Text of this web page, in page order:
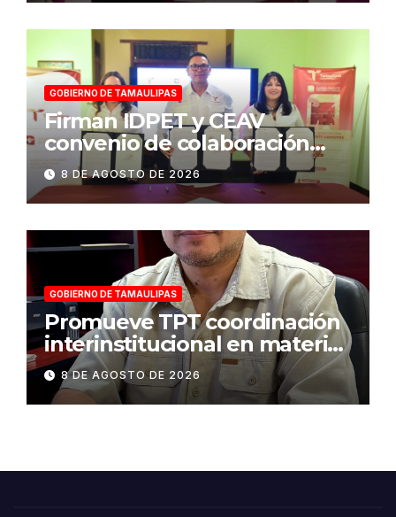
GOBIERNO DE TAMAULIPAS
Firman IDPET y CEAV
convenio de colaboración
para fortalecer la atención a
víctimas y la defensa jurídica
en Tamaulipas
8 DE AGOSTO DE 2026
GOBIERNO DE TAMAULIPAS
Promueve TPT coordinación
interinstitucional en materia
de transparencia y acceso a
la información pública
8 DE AGOSTO DE 2026